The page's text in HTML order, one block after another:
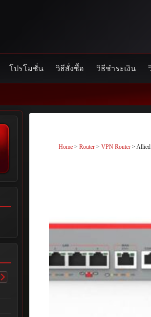
โปรโมชั่น วิธีสั่งซื้อ วิธีชำระเงิน
Home >Router >VPN Router >
Toggle